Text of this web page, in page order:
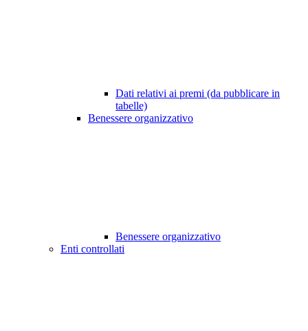
Dati relativi ai premi (da pubblicare in
tabelle)
Benessere organizzativo
Benessere organizzativo
Enti controllati